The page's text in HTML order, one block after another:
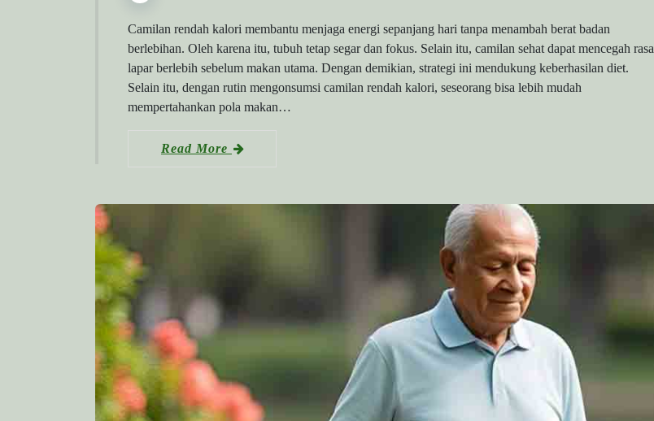
Camilan rendah kalori membantu menjaga energi sepanjang hari tanpa menambah berat badan
berlebihan. Oleh karena itu, tubuh tetap segar dan fokus. Selain itu, camilan sehat dapat mencegah rasa
lapar berlebih sebelum makan utama. Dengan demikian, strategi ini mendukung keberhasilan diet.
Selain itu, dengan rutin mengonsumsi camilan rendah kalori, seseorang bisa lebih mudah
mempertahankan pola makan…
Read More